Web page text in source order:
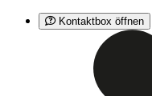
Kontaktbox öffnen